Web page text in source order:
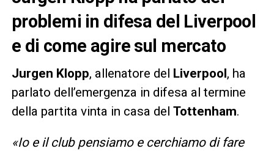
problemi in difesa del Liverpool
e di come agire sul mercato
Jurgen Klopp, allenatore del Liverpool , ha
parlato dell’emergenza in difesa al termine
della partita vinta in casa del Tottenham.
«Io e il club pensiamo e cerchiamo di fare